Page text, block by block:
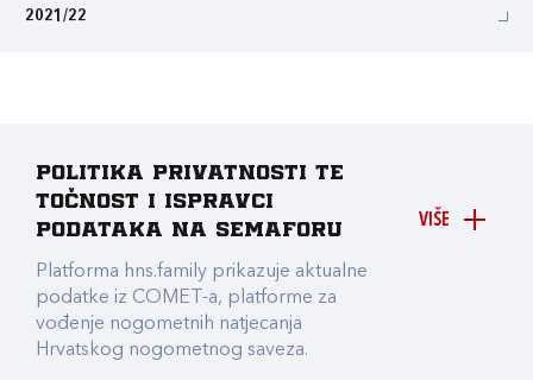
2021/22
VIŠE
Politika privatnosti te
točnost i ispravci
podataka na Semaforu
Platforma hns.family prikazuje aktualne
podatke iz COMET-a, platforme za
vođenje nogometnih natjecanja
Hrvatskog nogometnog saveza.